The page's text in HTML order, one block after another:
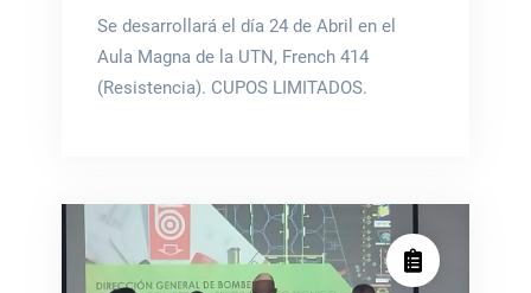
Se desarrollará el día 24 de Abril en el
Aula Magna de la UTN, French 414
(Resistencia). CUPOS LIMITADOS.